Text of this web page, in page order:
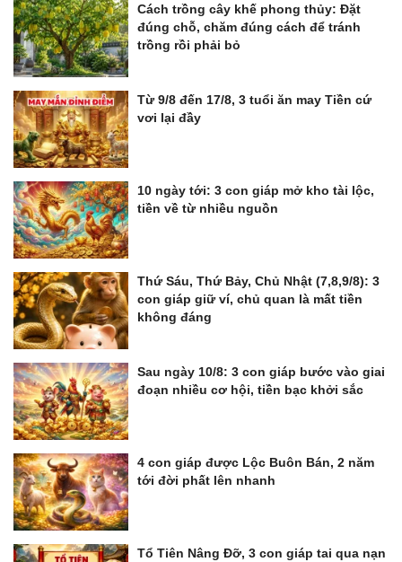
Cách trồng cây khế phong thủy: Đặt
đúng chỗ, chăm đúng cách để tránh
trồng rồi phải bỏ
Từ 9/8 đến 17/8, 3 tuổi ăn may Tiền cứ
vơi lại đầy
10 ngày tới: 3 con giáp mở kho tài lộc,
tiền về từ nhiều nguồn
Thứ Sáu, Thứ Bảy, Chủ Nhật (7,8,9/8): 3
con giáp giữ ví, chủ quan là mất tiền
không đáng
Sau ngày 10/8: 3 con giáp bước vào giai
đoạn nhiều cơ hội, tiền bạc khởi sắc
4 con giáp được Lộc Buôn Bán, 2 năm
tới đời phất lên nhanh
Tổ Tiên Nâng Đỡ, 3 con giáp tai qua nạn